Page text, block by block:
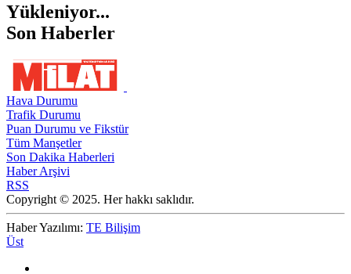
Yükleniyor...
Son Haberler
Hava Durumu
Trafik Durumu
Puan Durumu ve Fikstür
Tüm Manşetler
Son Dakika Haberleri
Haber Arşivi
RSS
Copyright © 2025. Her hakkı saklıdır.
Haber Yazılımı: TE Bilişim
Üst